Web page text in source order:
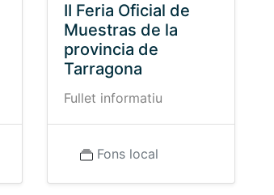
II Feria Oficial de
Muestras de la
provincia de
Tarragona
Fullet informatiu
Fons local